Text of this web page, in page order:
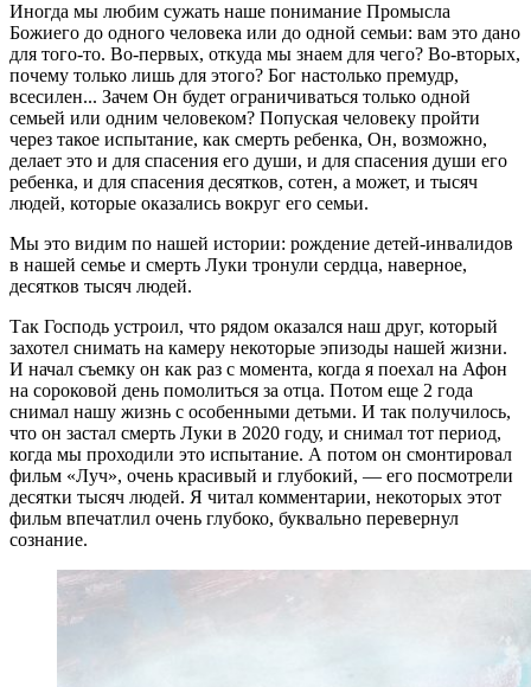
Иногда мы любим сужать наше понимание Промысла
Божиего до одного человека или до одной семьи: вам это дано
для того-то. Во-первых, откуда мы знаем для чего? Во-вторых,
почему только лишь для этого? Бог настолько премудр,
всесилен... Зачем Он будет ограничиваться только одной
семьей или одним человеком? Попуская человеку пройти
через такое испытание, как смерть ребенка, Он, возможно,
делает это и для спасения его души, и для спасения души его
ребенка, и для спасения десятков, сотен, а может, и тысяч
людей, которые оказались вокруг его семьи.
Мы это видим по нашей истории: рождение детей-инвалидов
в нашей семье и смерть Луки тронули сердца, наверное,
десятков тысяч людей.
Так Господь устроил, что рядом оказался наш друг, который
захотел снимать на камеру некоторые эпизоды нашей жизни.
И начал съемку он как раз с момента, когда я поехал на Афон
на сороковой день помолиться за отца. Потом еще 2 года
снимал нашу жизнь с особенными детьми. И так получилось,
что он застал смерть Луки в 2020 году, и снимал тот период,
когда мы проходили это испытание. А потом он смонтировал
фильм «Луч», очень красивый и глубокий, — его посмотрели
десятки тысяч людей. Я читал комментарии, некоторых этот
фильм впечатлил очень глубоко, буквально перевернул
сознание.